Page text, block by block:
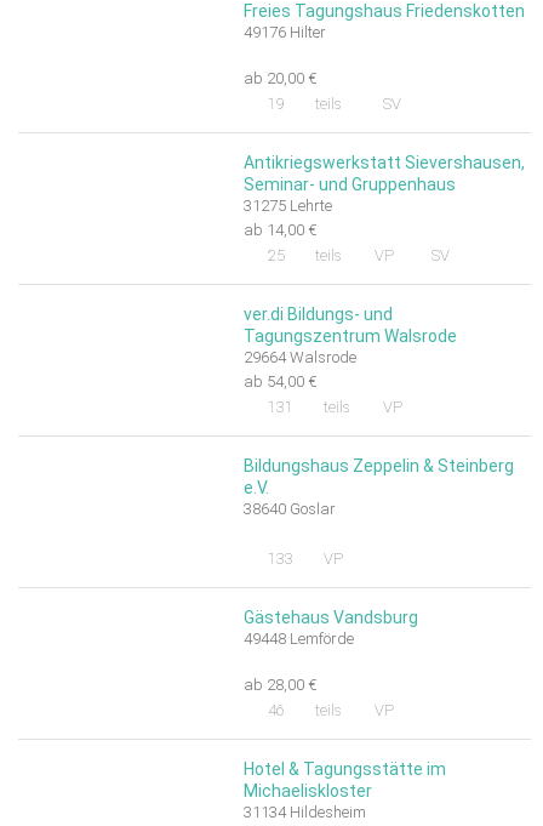
Freies Tagungshaus Friedenskotten
49176 Hilter
ab 20,00 €
19
teils SV
Antikriegswerkstatt Sievershausen,
Seminar- und Gruppenhaus
31275 Lehrte
ab 14,00 €
25
teils VP SV
ver.di Bildungs- und
Tagungszentrum Walsrode
29664 Walsrode
ab 54,00 €
131
teils VP
Bildungshaus Zeppelin & Steinberg
e.V.
38640 Goslar
133 VP
Gästehaus Vandsburg
49448 Lemförde
ab 28,00 €
46
teils VP
Hotel & Tagungsstätte im
Michaeliskloster
31134 Hildesheim